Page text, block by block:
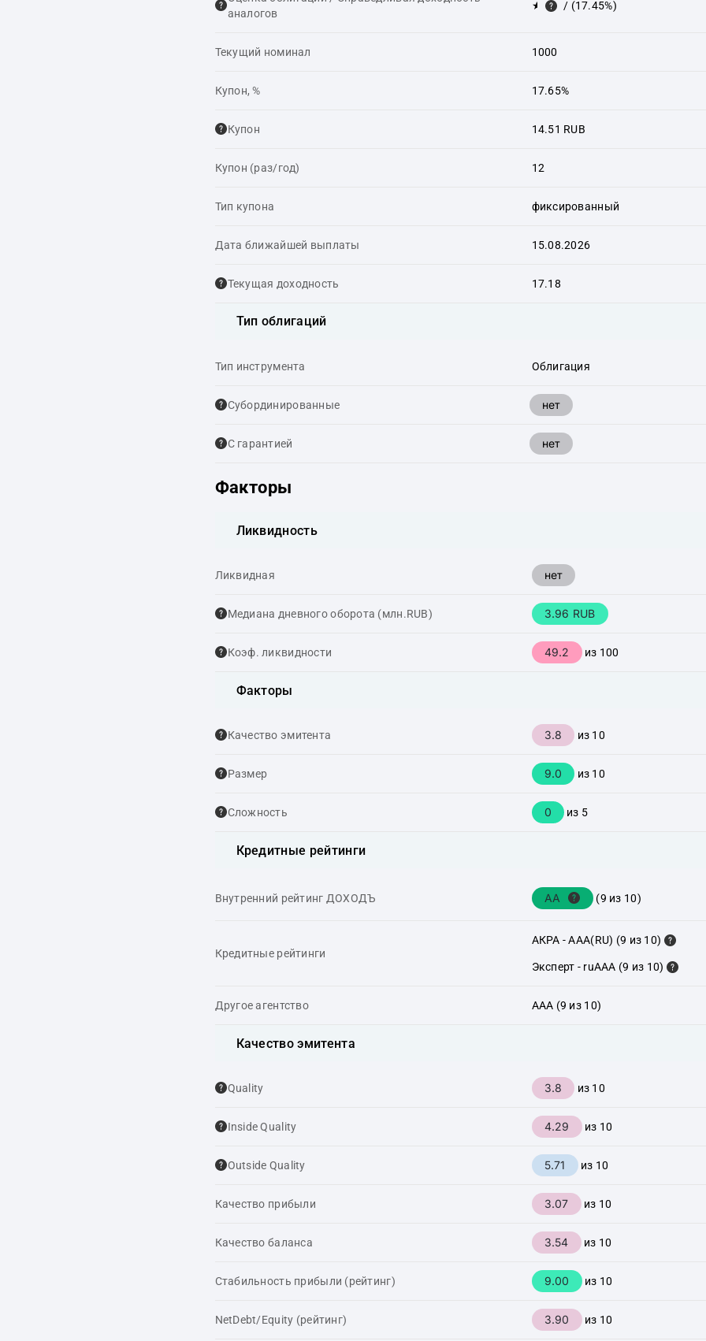
аналогов
★ / (17.45%)
Текущий номинал 1000
Купон, % 17.65%
Купон 14.51 RUB
Купон (раз/год) 12
Тип купона фиксированный
Дата ближайшей выплаты 15.08.2026
Текущая доходность 17.18
Тип облигаций
Тип инструмента Облигация
Cубординированные нет
С гарантией нет
Факторы
Ликвидность
Ликвидная нет
Медиана дневного оборота (млн.RUB) 3.96 RUB
Коэф. ликвидности 49.2 из 100
Факторы
Качество эмитента 3.8 из 10
Размер 9.0 из 10
Сложность 0 из 5
Кредитные рейтинги
Внутренний рейтинг ДОХОДЪ AA (9 из 10)
Кредитные рейтинги
АКРА - AAA(RU) (9 из 10)
Эксперт - ruAAA (9 из 10)
Другое агентство AAA (9 из 10)
Качество эмитента
Quality 3.8 из 10
Inside Quality 4.29 из 10
Outside Quality 5.71 из 10
Качество прибыли 3.07 из 10
Качество баланса 3.54 из 10
Стабильность прибыли (рейтинг) 9.00 из 10
NetDebt/Equity (рейтинг) 3.90 из 10